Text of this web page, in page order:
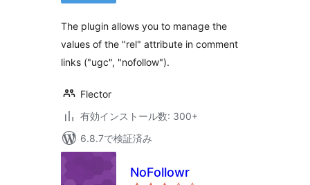
The plugin allows you to manage the
values of the "rel" attribute in comment
links ("ugc", "nofollow").
Flector
有効インストール数: 300+
6.8.7で検証済み
NoFollowr